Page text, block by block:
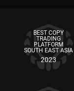
BEST COPY
TRADING
PLATFORM
SOUTH EAST ASIA
2023